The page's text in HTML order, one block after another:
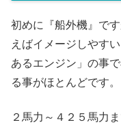
初めに『船外機』で
えばイメージしやす
あるエンジン」の事
る事がほとんどです。
２馬力～４２５馬力